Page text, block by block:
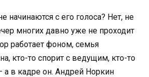
начинаются с его голоса? Нет, не
многих давно уже не проходит
работает фоном, семья
кто-то спорит с ведущим, кто-то
а в кадре он. Андрей Норкин